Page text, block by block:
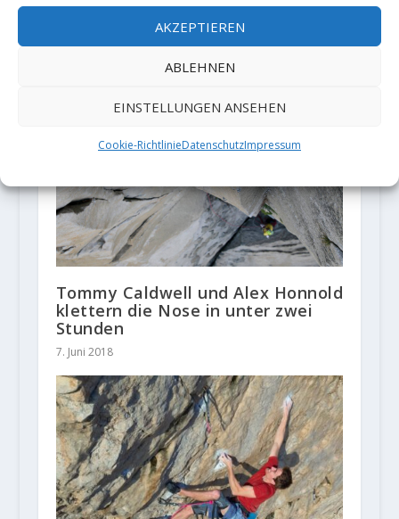
AKZEPTIEREN
ABLEHNEN
EINSTELLUNGEN ANSEHEN
Cookie-RichtlinieDatenschutzImpressum
Margo Hayes, Paige Claassen und
Emily Harrington beim Klettern
auf und vor Mallorca
Tommy Caldwell und Alex Honnold
klettern die Nose in unter zwei
Stunden
7. Juni 2018